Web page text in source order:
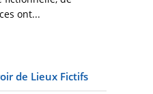
ont...
de Lieux Fictifs